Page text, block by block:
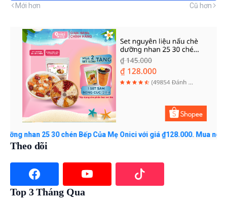
Mới hơn Cũ hơn
25 30 chén Bếp Của Mẹ Onici với giá ₫128.000. Mua ngay trên
Theo dõi
Top 3 Tháng Qua